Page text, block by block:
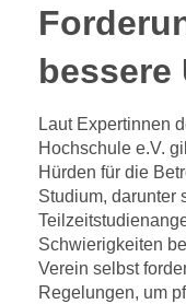
bessere
Laut Expertinnen
Hochschule e.V.
Hürden für die
Studium, darunter
Schwierigkeiten
Verein selbst
Regelungen, um